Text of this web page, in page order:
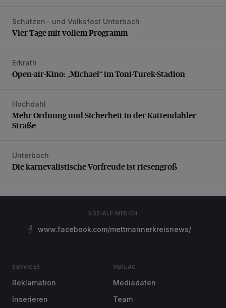
Vier Tage mit vollem Programm
Schützen- und Volksfest Unterbach
Vier Tage mit vollem Programm
Open-air-Kino: „Michael“ im Toni-Turek-Stadion
Erkrath
Open-air-Kino: „Michael“ im Toni-Turek-Stadion
Mehr Ordnung und Sicherheit in der Kattendahler Straße
Hochdahl
Mehr Ordnung und Sicherheit in der Kattendahler
Straße
Die karnevalistische Vorfreude ist riesengroß
Unterbach
Die karnevalistische Vorfreude ist riesengroß
SOZIALE MEDIEN
www.facebook.com/mettmannerkreisnews/
SERVICES
Reklamation
Inserieren
VERLAG
Mediadaten
Team